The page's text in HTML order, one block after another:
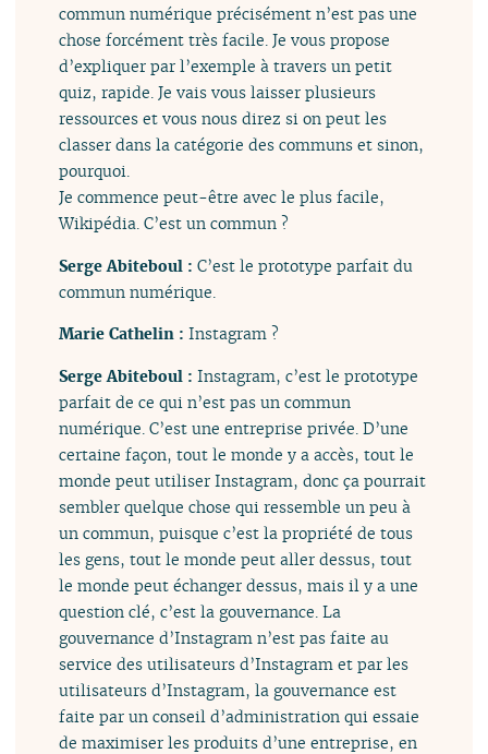
commun numérique précisément n’est pas une
chose forcément très facile. Je vous propose
d’expliquer par l’exemple à travers un petit
quiz, rapide. Je vais vous laisser plusieurs
ressources et vous nous direz si on peut les
classer dans la catégorie des communs et sinon,
pourquoi.
Je commence peut-être avec le plus facile,
Wikipédia. C’est un commun ?
Serge Abiteboul :C’est le prototype parfait du
commun numérique.
Marie Cathelin :Instagram ?
Serge Abiteboul :Instagram, c’est le prototype
parfait de ce qui n’est pas un commun
numérique. C’est une entreprise privée. D’une
certaine façon, tout le monde y a accès, tout le
monde peut utiliser Instagram, donc ça pourrait
sembler quelque chose qui ressemble un peu à
un commun, puisque c’est la propriété de tous
les gens, tout le monde peut aller dessus, tout
le monde peut échanger dessus, mais il y a une
question clé, c’est la gouvernance. La
gouvernance d’Instagram n’est pas faite au
service des utilisateurs d’Instagram et par les
utilisateurs d’Instagram, la gouvernance est
faite par un conseil d’administration qui essaie
de maximiser les produits d’une entreprise, en